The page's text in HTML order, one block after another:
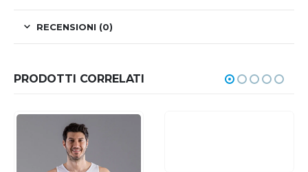
RECENSIONI (0)
PRODOTTI CORRELATI